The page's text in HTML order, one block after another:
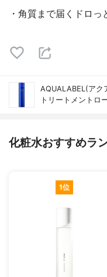
・角質まで届くドロっ
AQUALABEL(アク
トリートメントロ
化粧水おすすめラ
1位